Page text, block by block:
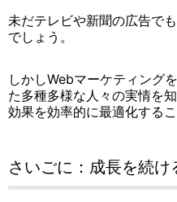
未だテレビや新聞の広告で
でしょう。
しかしWebマーケティング
た多種多様な人々の実情を
効果を効率的に最適化する
さいごに：成長を続